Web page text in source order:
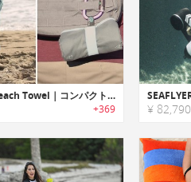
Acteon Beach Towel｜コンパクト抗菌マイクロファイバービーチタオル「アクテオン」
+369 ¥ 82,790